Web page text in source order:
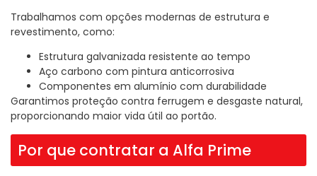
Trabalhamos com opções modernas de estrutura e
revestimento, como:
Estrutura galvanizada resistente ao tempo
Aço carbono com pintura anticorrosiva
Componentes em alumínio com durabilidade
Garantimos proteção contra ferrugem e desgaste natural,
proporcionando maior vida útil ao portão.
Por que contratar a Alfa Prime